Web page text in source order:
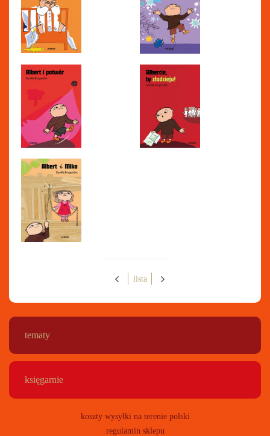
lista
tematy
księgarnie
koszty wysyłki na terenie polski
regulamin sklepu